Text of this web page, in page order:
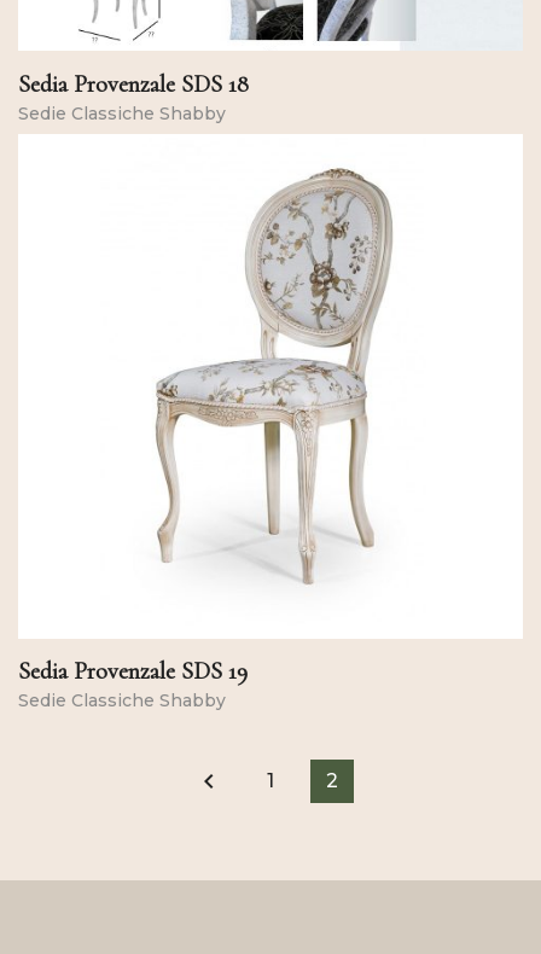
Sedia Provenzale SDS 18
Sedie Classiche Shabby
Sedia Provenzale SDS 19
Sedie Classiche Shabby
keyboard_arrow_left 1 2